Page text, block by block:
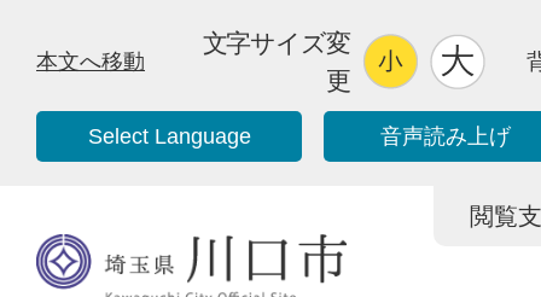
本文へ移動
文字サイズ変
更
Select Language 音声読み上げ
閲覧